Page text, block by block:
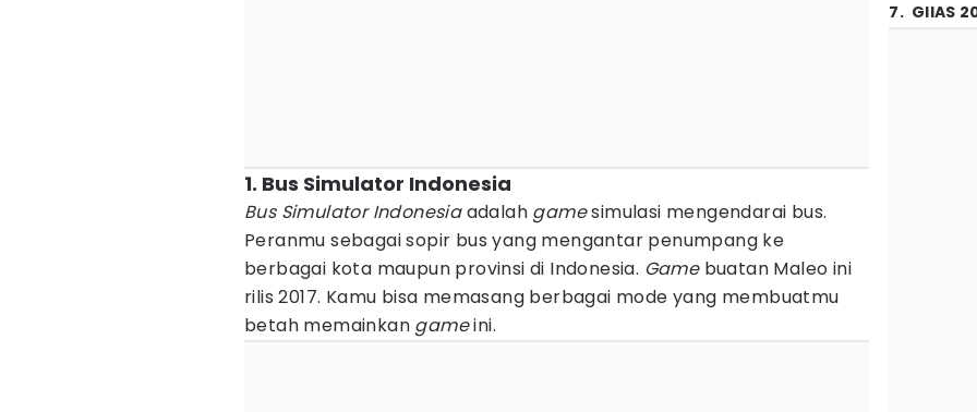
1. Bus Simulator Indonesia
Bus Simulator Indonesiaadalah gamesimulasi mengendarai bus.
Peranmu sebagai sopir bus yang mengantar penumpang ke
berbagai kota maupun provinsi di Indonesia. Gamebuatan Maleo ini
rilis 2017. Kamu bisa memasang berbagai mode yang membuatmu
betah memainkan gameini.
7. GIIAS